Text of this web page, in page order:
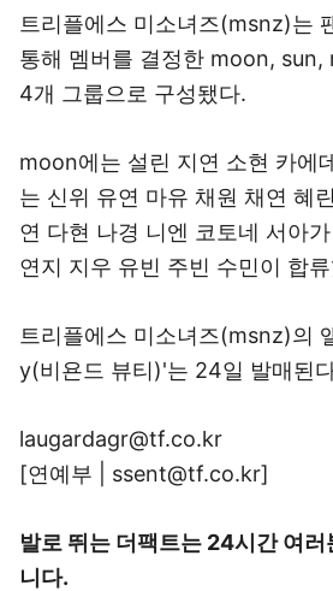
트리플에스 미소녀즈(msnz)는
통해 멤버를 결정한 moon,
4개 그룹으로 구성됐다.
moon에는 설린 지연 소현 카에
는 신위 유연 마유 채원 채연 혜
연 다현 나경 니엔 코토네 서아
연지 지우 유빈 주빈 수민이 합
트리플에스 미소녀즈(msnz)의
y(비욘드 뷰티)'는 24일 발매된
laugardagr@tf.co.kr
[연예부 | ssent@tf.co.kr]
발로 뛰는 더팩트는 24시간 여러
니다.